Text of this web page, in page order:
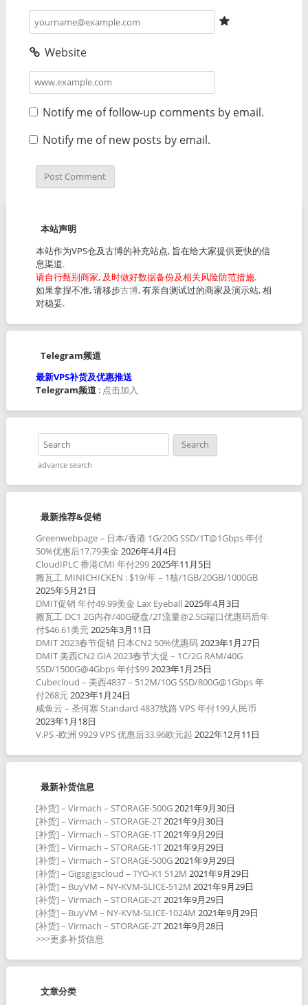
Website
Notify me of follow-up comments by email.
Notify me of new posts by email.
本站声明
本站作为VPS仓及古博的补充站点, 旨在给大家提供更快的信
息渠道.
请自行甄别商家, 及时做好数据备份及相关风险防范措施.
如果拿捏不准, 请移步古博, 有亲自测试过的商家及演示站, 相
对稳妥.
Telegram频道
最新VPS补货及优惠推送
Telegram频道: 点击加入
advance search
最新推荐&促销
Greenwebpage – 日本/香港 1G/20G SSD/1T@1Gbps 年付
50%优惠后17.79美金 2026年4月4日
CloudIPLC 香港CMI 年付2992025年11月5日
搬瓦工 MINICHICKEN : $19/年 – 1核/1GB/20GB/1000GB
2025年5月21日
DMIT促销 年付49.99美金 Lax Eyeball 2025年4月3日
搬瓦工 DC1 2G内存/40G硬盘/2T流量@2.5G端口优惠码后年
付$46.61美元2025年3月11日
DMIT 2023春节促销 日本CN2 50%优惠码2023年1月27日
DMIT 美西CN2 GIA 2023春节大促 – 1C/2G RAM/40G
SSD/1500G@4Gbps 年付$992023年1月25日
Cubecloud – 美西4837 – 512M/10G SSD/800G@1Gbps 年
付268元2023年1月24日
咸鱼云 – 圣何塞 Standard 4837线路 VPS 年付199人民币
2023年1月18日
V.PS -欧洲 9929 VPS 优惠后33.96欧元起 2022年12月11日
最新补货信息
[补货] – Virmach – STORAGE-500G2021年9月30日
[补货] – Virmach – STORAGE-2T2021年9月30日
[补货] – Virmach – STORAGE-1T2021年9月29日
[补货] – Virmach – STORAGE-1T2021年9月29日
[补货] – Virmach – STORAGE-500G2021年9月29日
[补货] – Gigsgigscloud – TYO-K1 512M 2021年9月29日
[补货] – BuyVM – NY-KVM-SLICE-512M 2021年9月29日
[补货] – Virmach – STORAGE-2T2021年9月29日
[补货] – BuyVM – NY-KVM-SLICE-1024M 2021年9月29日
[补货] – Virmach – STORAGE-2T2021年9月28日
>>>更多补货信息
文章分类